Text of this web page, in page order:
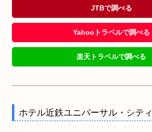
JTBで調べる
Yahooトラベルで調べる
楽天トラベルで調べる
ホテル近鉄ユニバーサル・シティ